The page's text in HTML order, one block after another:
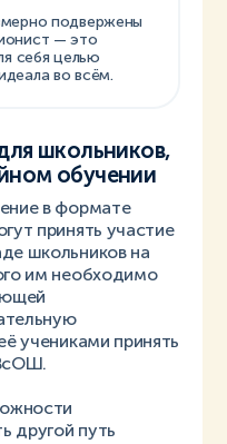
подвержены
— это
себя целью
во всём.
школьников,
обучении
в формате
принять участие
школьников на
им необходимо
учениками принять
другой путь